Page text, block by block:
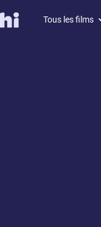
Tous les films